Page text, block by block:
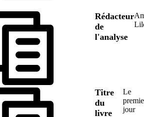
Rédacteur
de
l'analyse
Titre
du
livre
Le
jour